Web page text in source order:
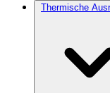
Thermische